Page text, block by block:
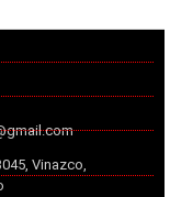
Vinazco,